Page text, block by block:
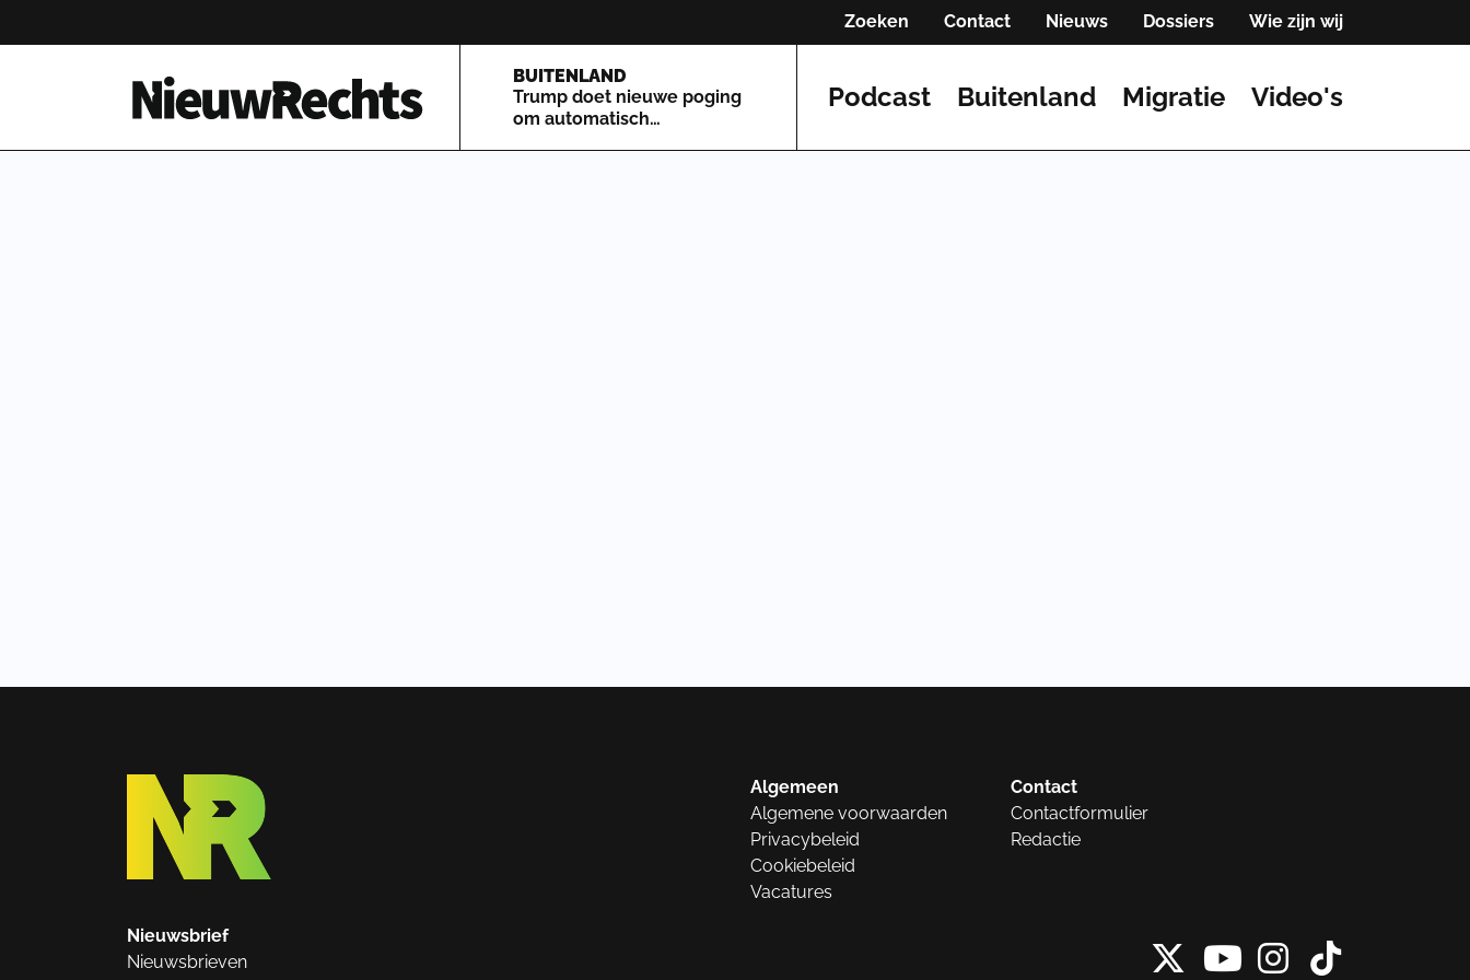
Zoeken Contact Nieuws Dossiers Wie zijn wij
Homepage van NieuwRechts
BUITENLAND
Trump doet nieuwe poging
om automatisch
Podcast Buitenland Migratie Video's
Algemeen
Algemene voorwaarden
Privacybeleid
Cookiebeleid
Vacatures
Contact
Contactformulier
Redactie
Nieuwsbrief
Nieuwsbrieven
X vanInstagram
Tiktok